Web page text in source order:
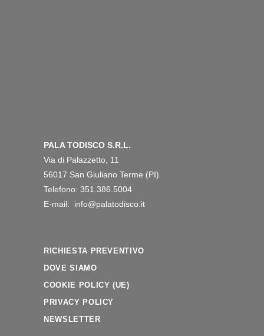
PALA TODISCO S.R.L.
Via di Palazzetto, 11
56017 San Giuliano Terme (PI)
Telefono: 351.386.5004
E-mail: info@palatodisco.it
RICHIESTA PREVENTIVO
DOVE SIAMO
COOKIE POLICY (UE)
PRIVACY POLICY
NEWSLETTER